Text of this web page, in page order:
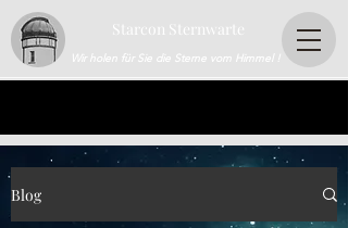
Starcon Sternwarte
Wir holen für Sie die Sterne vom Himmel !
Blog